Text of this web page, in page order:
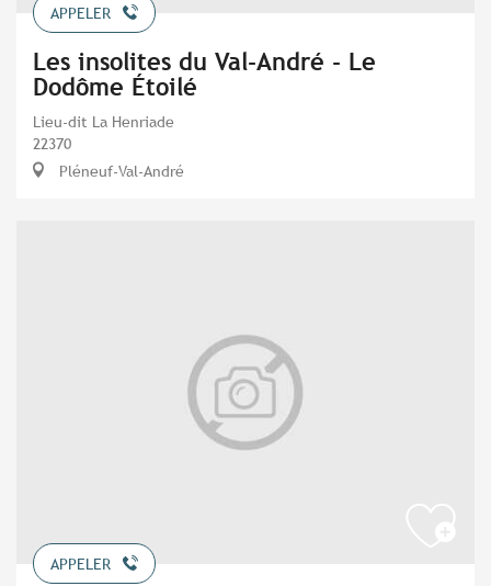
APPELER
Les insolites du Val-André - Le
Dodôme Étoilé
Lieu-dit La Henriade
22370
Pléneuf-Val-André
APPELER